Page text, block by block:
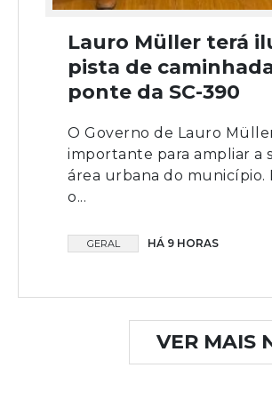
Lauro Müller terá
pista de
ponte da SC-390
O Governo de Lauro
importante para ampliar a
área urbana do município.
o...
GERAL HÁ 9 HORAS
VER MAIS